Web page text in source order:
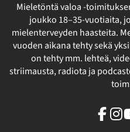
Mieletöntä valoa -
joukko 18–35-vuotiaita,
mielenterveyden haasteita.
vuoden aikana tehty sekä
on tehty mm. lehteä,
striimausta, radiota ja